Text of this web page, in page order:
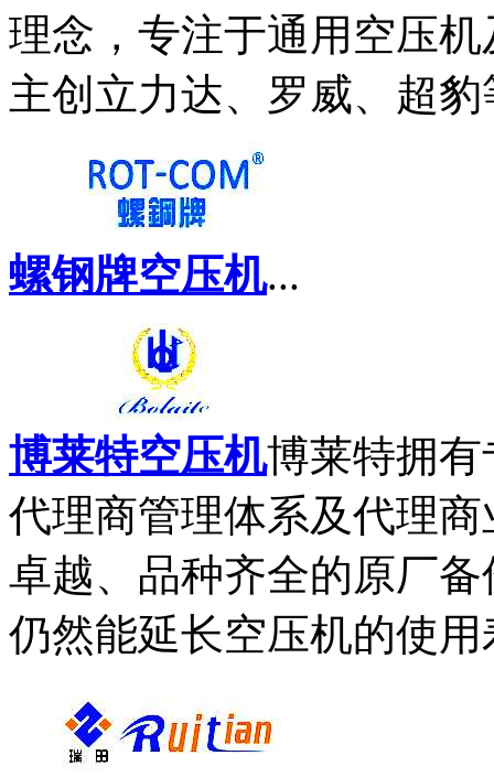
理念，专注于通用空压
主创立力达、罗威、超
螺钢牌空压机...
博莱特空压机博莱特拥
代理商管理体系及代理
卓越、品种齐全的原厂
仍然能延长空压机的使